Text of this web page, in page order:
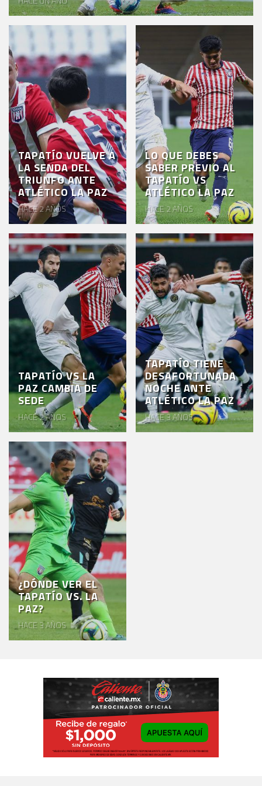
EVENTOS
DEPORTIVOS
REBAÑO
CHIVAS
TIENDA
CHIVAS
CHIVASTV
ESTADIO
AKRON
TOUR
ESTADIO
AKRON
TAPATÍO VUELVE A
LA SENDA DEL
TRIUNFO ANTE
ATLÉTICO LA PAZ
HACE 2 AÑOS
LO QUE DEBES
SABER PREVIO AL
TAPATÍO VS
ATLÉTICO LA PAZ
HACE 2 AÑOS
TAPATÍO VS LA
PAZ CAMBIA DE
SEDE
HACE 2 AÑOS
TAPATÍO TIENE
DESAFORTUNADA
NOCHE ANTE
ATLÉTICO LA PAZ
HACE 3 AÑOS
¿DÓNDE VER EL
TAPATÍO VS. LA
PAZ?
HACE 3 AÑOS